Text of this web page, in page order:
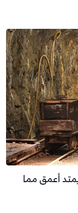
أعمق مما